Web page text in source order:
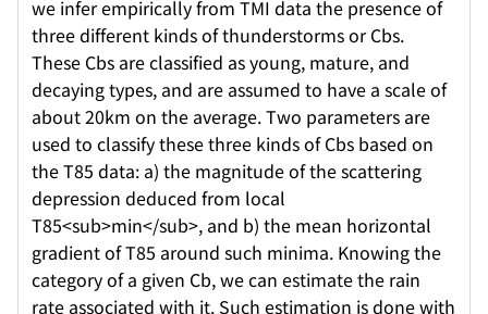
we infer empirically from TMI data the presence of
three different kinds of thunderstorms or Cbs.
These Cbs are classified as young, mature, and
decaying types, and are assumed to have a scale of
about 20km on the average. Two parameters are
used to classify these three kinds of Cbs based on
the T85 data: a) the magnitude of the scattering
depression deduced from local
T85<sub>min</sub>, and b) the mean horizontal
gradient of T85 around such minima. Knowing the
category of a given Cb, we can estimate the rain
rate associated with it. Such estimation is done with